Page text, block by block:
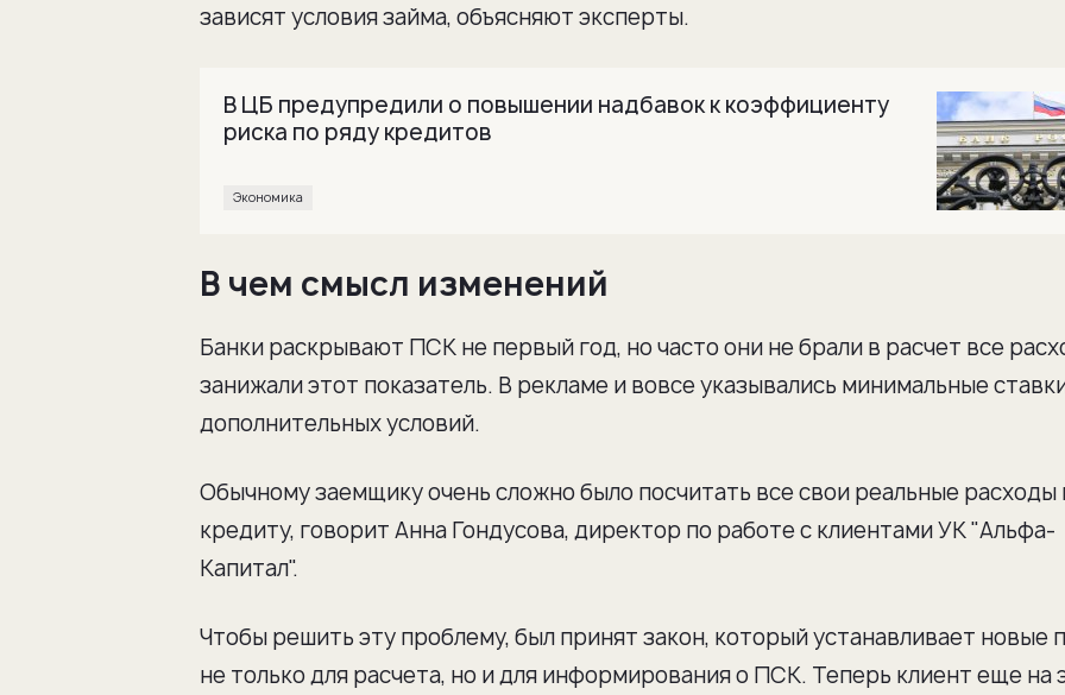
зависят условия займа, объясняют эксперты.
В ЦБ предупредили о повышении надбавок к коэффициенту
риска по ряду кредитов
Экономика
В чем смысл изменений
Банки раскрывают ПСК не первый год, но часто они не брали в расчет все
занижали этот показатель. В рекламе и вовсе указывались минимальные
дополнительных условий.
Обычному заемщику очень сложно было посчитать все свои реальные расходы
кредиту, говорит Анна Гондусова, директор по работе с клиентами УК "Альфа-
Капитал".
Чтобы решить эту проблему, был принят закон, который устанавливает новые
не только для расчета, но и для информирования о ПСК. Теперь клиент еще на